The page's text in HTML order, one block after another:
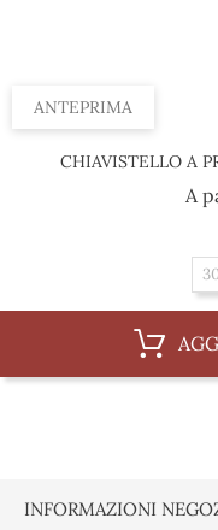
ANTEPRIMA
CHIAVISTELLO A
A
INFORMAZIONI